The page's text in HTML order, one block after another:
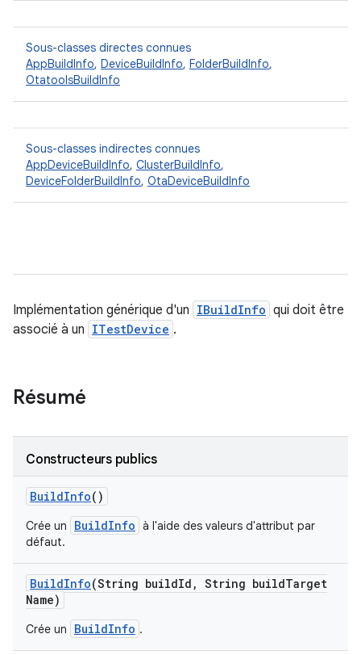
Sous-classes directes connues
AppBuildInfo, DeviceBuildInfo, FolderBuildInfo,
OtatoolsBuildInfo
Sous-classes indirectes connues
AppDeviceBuildInfo, ClusterBuildInfo,
DeviceFolderBuildInfo, OtaDeviceBuildInfo
Implémentation générique d'un IBuildInfo qui doit être
associé à un ITestDevice .
Résumé
Constructeurs publics
BuildInfo()
Crée un BuildInfo à l'aide des valeurs d'attribut par
défaut.
BuildInfo(String buildId , String buildTarget
Name)
Crée un BuildInfo .